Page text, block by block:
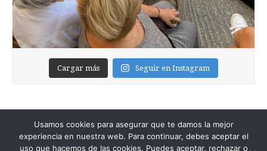
Cargar más Seguir en Instagram
Usamos cookies para asegurar que te damos la mejor
experiencia en nuestra web. Para continuar, debes aceptar el
uso que hacemos de las cookies. Puedes aceptar, rechazar o